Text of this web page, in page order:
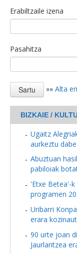
Erabiltzaile izena
Pasahitza
»» Alta
BIZKAIE /
Ugaitz
aurkeztu dabe
Abuztuan
pabiloiak
'Etxe Betea'-
programen
Uribarri
erara
90 urte joan
Jaurlaritzea